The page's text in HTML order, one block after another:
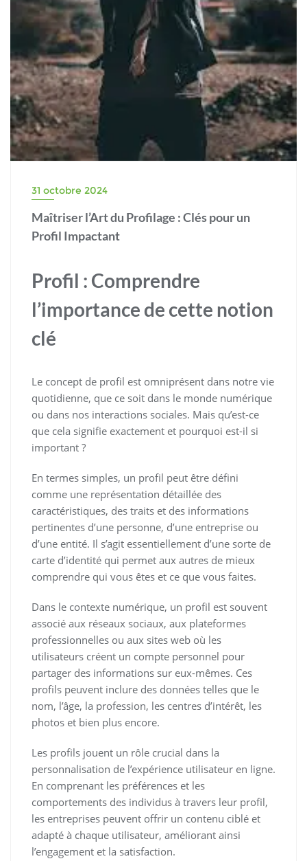
31 octobre 2024
Maîtriser l’Art du Profilage : Clés pour un
Profil Impactant
Profil : Comprendre
l’importance de cette notion
clé
Le concept de profil est omniprésent dans notre vie
quotidienne, que ce soit dans le monde numérique
ou dans nos interactions sociales. Mais qu’est-ce
que cela signifie exactement et pourquoi est-il si
important ?
En termes simples, un profil peut être défini
comme une représentation détaillée des
caractéristiques, des traits et des informations
pertinentes d’une personne, d’une entreprise ou
d’une entité. Il s’agit essentiellement d’une sorte de
carte d’identité qui permet aux autres de mieux
comprendre qui vous êtes et ce que vous faites.
Dans le contexte numérique, un profil est souvent
associé aux réseaux sociaux, aux plateformes
professionnelles ou aux sites web où les
utilisateurs créent un compte personnel pour
partager des informations sur eux-mêmes. Ces
profils peuvent inclure des données telles que le
nom, l’âge, la profession, les centres d’intérêt, les
photos et bien plus encore.
Les profils jouent un rôle crucial dans la
personnalisation de l’expérience utilisateur en ligne.
En comprenant les préférences et les
comportements des individus à travers leur profil,
les entreprises peuvent offrir un contenu ciblé et
adapté à chaque utilisateur, améliorant ainsi
l’engagement et la satisfaction.